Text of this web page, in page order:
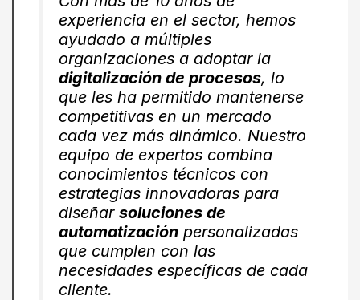
experiencia en el sector, hemos
ayudado a múltiples
organizaciones a adoptar la
digitalización de procesos, lo
que les ha permitido mantenerse
competitivas en un mercado
cada vez más dinámico. Nuestro
equipo de expertos combina
conocimientos técnicos con
estrategias innovadoras para
diseñar soluciones de
automatizaciónpersonalizadas
que cumplen con las
necesidades específicas de cada
cliente.